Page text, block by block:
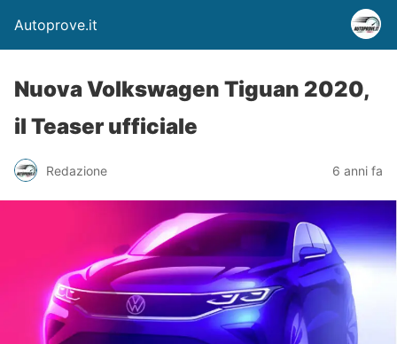
Autoprove.it
Nuova Volkswagen Tiguan 2020,
il Teaser ufficiale
Redazione 6 anni fa